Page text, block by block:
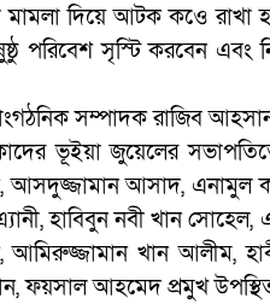
দিয়ে আটক কওে রাখা
পরিবেশ সৃস্টি করবেন এবং
সম্পাদক রাজিব
ভূইয়া জুয়েলের
আসাদ, এনামুল
হাবিবুন নবী খান
আমিরুজ্জামান খান আলীম,
ফয়সাল আহমেদ প্রমুখ